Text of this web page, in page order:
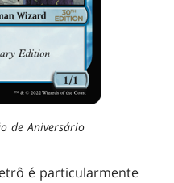
de Aniversário
é particularmente